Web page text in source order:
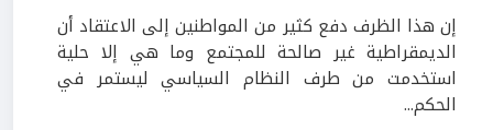
إن هذا الظرف دفع كثير من المواطنين إلى الاعتقاد أن
الديمقراطية غير صالحة للمجتمع وما هي إلا حلية
استخدمت من طرف النظام السياسي ليستمر في
الحكم...